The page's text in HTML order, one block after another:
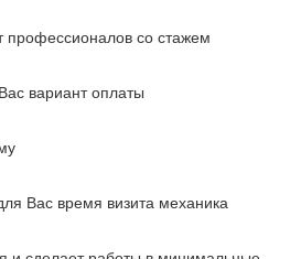
профессионалов со стажем
вариант оплаты
Вас время визита механика